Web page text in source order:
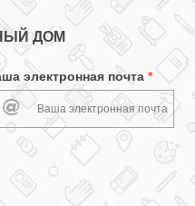
ДОМ
электронная почта *